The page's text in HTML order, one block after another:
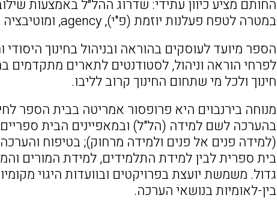
במטרה לטפח פעלנות יוזמת (פ"י), agency, ומוטיבציה של לומדים.
הספר מיועד לעוסקים בהוראה ובניהול בחינוך
לפרחי הוראה וניהול, לסטודנטים לתארים מתקדמים
חינוך ולכל מי שתחום החינוך קרוב לליבו.
מנוחה בירנבוים היא פרופסור אמריטה בבית הספר
בהערכה לשם למידה (הל"ל) ובמאפיינים הבית
(למידה פנים אל פנים ולמידה מרחוק); בטיפוח
בית ספרית לבין למידת התלמידים, למידת המורים
גדול. משמשת יועצת בפרויקטים ובוועדות היגוי
בין-לאומיות בנושאי הערכה.